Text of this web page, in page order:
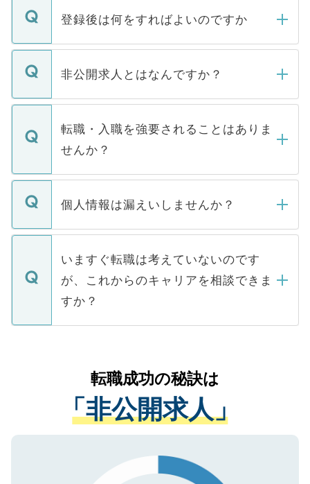
登録後は何をすればよいのですか
ご登録いただきましたら、弊社担当者がご
登録内容を確認し、その後メールもしくは
ます。通常、5営業日以内にはご連絡をせて
いただきますので、しばらくお待ちくださ
非公開求人とはなんですか？
マイナビDOCTORで取り扱っている求人の
うち約3割は、Webサイトからご覧いただ
けない「非公開求人」です。非公開求人は
下記の理由によって、一般には公開してい
ません。
■応募殺到を避けるため 人気のある医療機
関を公にしてしまうと、応募が殺到する場
に、医療機関が求める条件に合った人材の
みを人材紹介会社に依頼するケースが増え
ています。
転職・入職を強要されることはありま
せんか？
転職・入職を強要することは一切ありませ
ん。また、仮に応募先から内定をいただい
定を承諾する必要はありません。内定先へ
の辞退の連絡はキャリアパートナーが行い
個人情報は漏えいしませんか？
個人情報が漏えいすることはありませんの
で、ご安心ください。当サイトからの登録
などで収集したご登録者様の個人情報は、
ご本人のキャリアアップおよび転職活動の
支援を目的に使用いたします。お預かりし
ているすべての個人データはご本人の許可
は、個人情報の取り扱いについての厳密な
管理基準を満たした事業者のみに付与され
る、プライバシーマークを取得済みです。
で、機密保持に関してもご安心ください。
いますぐ転職は考えていないのです
が、これからのキャリアを相談できま
すか？
かがいして、現在の医療機関の状況や紹介
経験をまじえながら、適切なアドバイスを
させていただきます。すぐにご転職をされ
ない方には、長期的なサポートが可能です
ので、まずはご登録ください。
転職成功の秘訣は
「非公開求人」